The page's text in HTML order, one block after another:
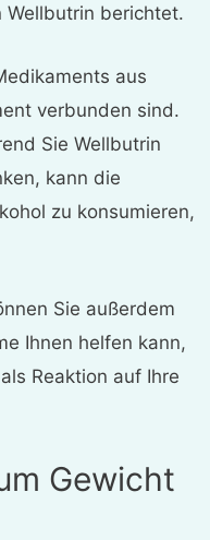
Wellbutrin berichtet.
aus
verbunden sind.
Sie Wellbutrin
kann die
zu konsumieren,
Sie außerdem
Ihnen helfen kann,
Reaktion auf Ihre
Gewicht